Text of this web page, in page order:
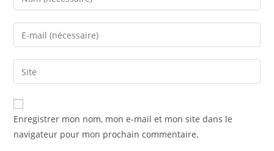
your
name
comment
Enter
your
email
address
comment
Saisir
l’URL
de
votre
(facultatif)
Enregistrer mon nom, mon e-mail et mon site dans le
navigateur pour mon prochain commentaire.